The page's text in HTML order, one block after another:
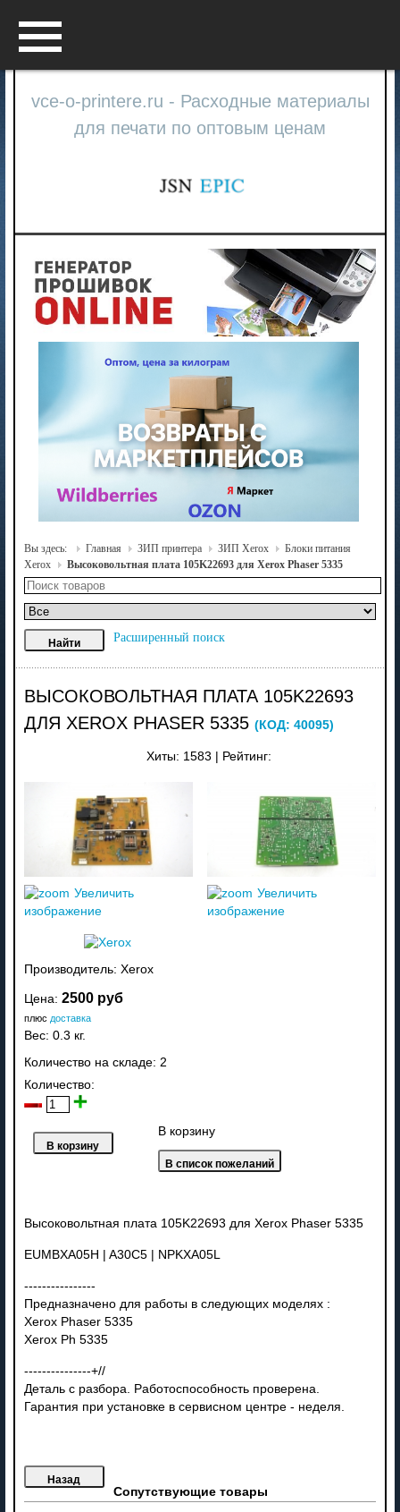
vce-o-printere.ru - Расходные материалы
для печати по оптовым ценам
Вы здесь: Главная ЗИП принтера ЗИП Xerox
Блоки питания
Xerox
Высоковольтная плата 105K22693 для Xerox Phaser 5335
Расширенный поиск
ВЫСОКОВОЛЬТНАЯ ПЛАТА 105K22693
ДЛЯ XEROX PHASER 5335 (КОД: 40095)
Хиты: 1583 Рейтинг:
Увеличить
изображение
Увеличить
изображение
Производитель: Xerox
Цена: 2500 руб
плюс доставка
Вес: 0.3 кг.
Количество на складе: 2
Количество:
В корзину
Высоковольтная плата 105K22693 для Xerox Phaser 5335
EUMBXA05H | A30C5 | NPKXA05L
----------------
Предназначено для работы в следующих моделях :
Xerox Phaser 5335
Xerox Ph 5335
---------------+//
Деталь с разбора. Работоспособность проверена.
Гарантия при установке в сервисном центре - неделя.
Сопутствующие товары